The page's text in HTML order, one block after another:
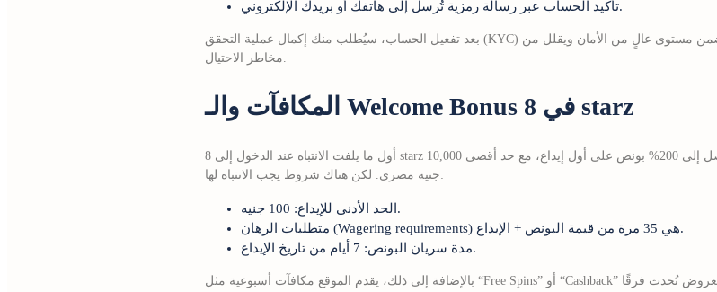
تأكيد الحساب عبر رسالة رمزية تُرسل إلى هاتفك أو بريدك الإلكتروني.
بعد تفعيل الحساب، سيُطلب منك إكمال عملية التحقق (KYC) بتحميل نسخة من بطاقة الهوية أو جواز السفر، وهذا يضمن مستوى عالٍ من الأمان ويقلل من
المكافآت والـ Welcome Bonus في 8 starz
أول ما يلفت الانتباه عند الدخول إلى 8 starz هو برنامج الترحيب السخي. يُمنح للاعبين الجدد ما يصل إلى 200% بونص على أول إيداع، مع حد أقصى 10,000
جنيه مصري. لكن هناك شروط يجب الانتباه لها:
الحد الأدنى للإيداع: 100 جنيه.
متطلبات الرهان (Wagering requirements) هي 35 مرة من قيمة البونص + الإيداع.
مدة سريان البونص: 7 أيام من تاريخ الإيداع.
بالإضافة إلى ذلك، يقدم الموقع مكافآت أسبوعية مثل “Free Spins” أو “Cashback” التي تُستحق بمجرد تحقيق حجم لعب معين. هذه العروض تُحدث فرقًا